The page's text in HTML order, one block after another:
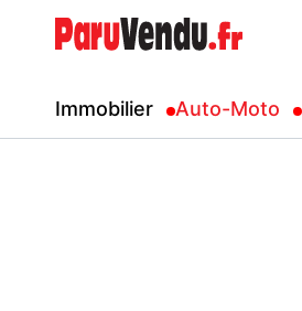
Immobilier Auto-Moto